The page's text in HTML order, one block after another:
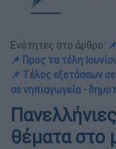
Ενότητες στο άρθρο:
📌 Προς τα τέλη
📌 Τέλος εξετάσεων
σε νηπιαγωγεία -
θέματα στο